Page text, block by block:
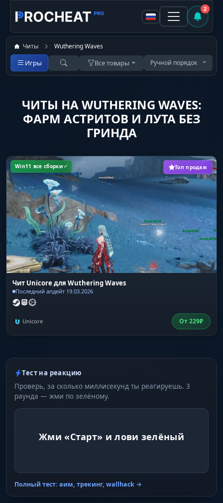
2
Читы Wuthering Waves
Игры Все товары Ручной порядок
ЧИТЫ НА WUTHERING WAVES:
ФАРМ АСТРИТОВ И ЛУТА БЕЗ
ГРИНДА
Win11 все сборки Топ продаж
Чит Unicore для Wuthering Waves
Последний апдейт 19.03.2026
Unicore От229₽
Тест на реакцию
Проверь, за сколько миллисекунд ты реагируешь. 3
раунда — жми по зелёному.
Жми «Старт» и лови зелёный
Полный тест: аим, трекинг, wallhack →